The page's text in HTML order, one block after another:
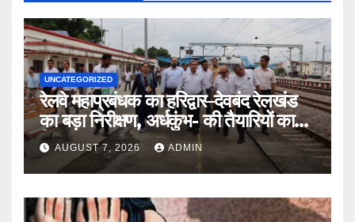
UNCATEGORIZED
रेलवे महाप्रबंधक का हरिद्वार–देवबंद रेलखंड
का बड़ा निरीक्षण, अर्धकुंभ- की तैयारियों का
लिया जायजा
AUGUST 7, 2026 ADMIN